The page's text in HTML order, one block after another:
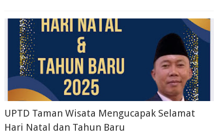
UPTD Taman Wisata Mengucapak Selamat
Hari Natal dan Tahun Baru